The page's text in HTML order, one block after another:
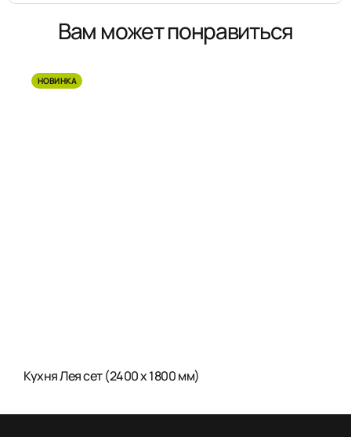
Вам может понравиться
НОВИНКА
Кухня Лея сет (2400 x 1800 мм)